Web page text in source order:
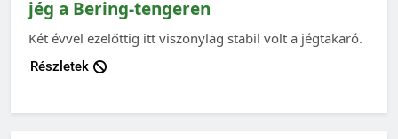
jég a Bering-tengeren
Két évvel ezelőttig itt viszonylag stabil volt a jégtakaró.
Részletek